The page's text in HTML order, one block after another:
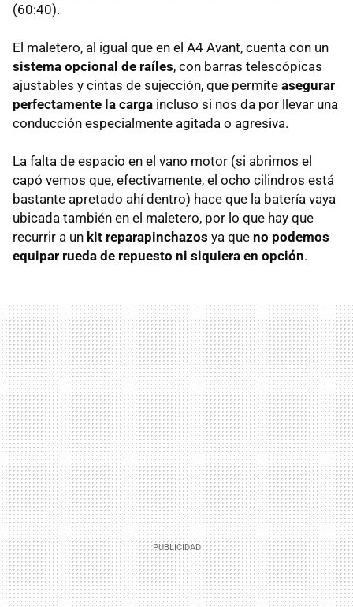
(60:40).
El maletero, al igual que en el A4 Avant, cuenta con un
sistema opcional de raíles, con barras telescópicas
ajustables y cintas de sujección, que permite asegurar
perfectamente la carga incluso si nos da por llevar una
conducción especialmente agitada o agresiva.
La falta de espacio en el vano motor (si abrimos el
capó vemos que, efectivamente, el ocho cilindros está
bastante apretado ahí dentro) hace que la batería vaya
ubicada también en el maletero, por lo que hay que
recurrir a un kit reparapinchazos ya que no podemos
equipar rueda de repuesto ni siquiera en opción.